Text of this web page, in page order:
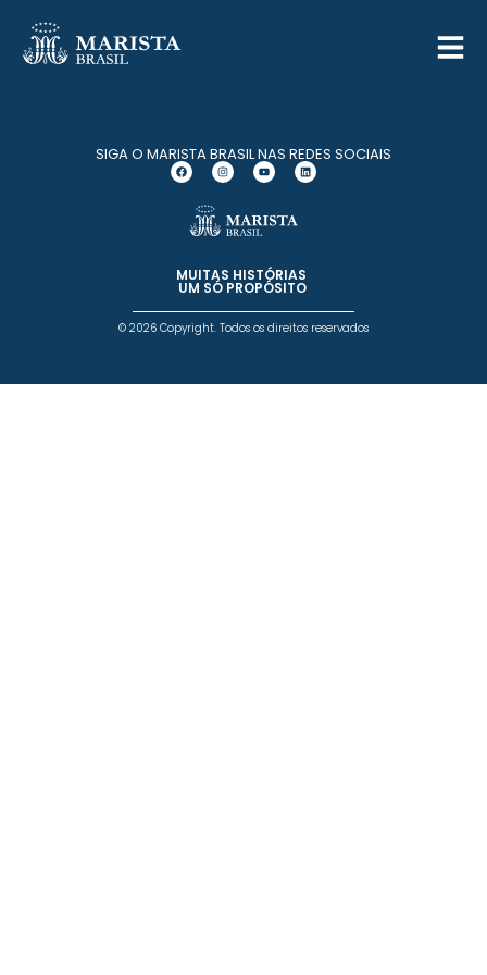
SIGA O MARISTA BRASIL NAS REDES SOCIAIS
MUITAS HISTÓRIAS
UM SÓ PROPÓSITO
© 2026 Copyright. Todos os direitos reservados